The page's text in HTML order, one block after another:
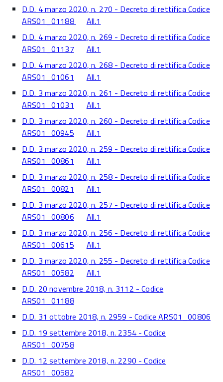
D.D. 4 marzo 2020, n. 270 - Decreto di rettifica Codice
ARS01_01188
All.1
D.D. 4 marzo 2020, n. 269 - Decreto di rettifica Codice
ARS01_01137
All.1
D.D. 4 marzo 2020, n. 268 - Decreto di rettifica Codice
ARS01_01061
All.1
D.D. 3 marzo 2020, n. 261 - Decreto di rettifica Codice
ARS01_01031
All.1
D.D. 3 marzo 2020, n. 260 - Decreto di rettifica Codice
ARS01_00945
All.1
D.D. 3 marzo 2020, n. 259 - Decreto di rettifica Codice
ARS01_00861
All.1
D.D. 3 marzo 2020, n. 258 - Decreto di rettifica Codice
ARS01_00821
All.1
D.D. 3 marzo 2020, n. 257 - Decreto di rettifica Codice
ARS01_00806
All.1
D.D. 3 marzo 2020, n. 256 - Decreto di rettifica Codice
ARS01_00615
All.1
D.D. 3 marzo 2020, n. 255 - Decreto di rettifica Codice
ARS01_00582
All.1
D.D. 20 novembre 2018, n. 3112 - Codice
ARS01_01188
D.D. 31 ottobre 2018, n. 2959 - Codice ARS01_00806
D.D. 19 settembre 2018, n. 2354 - Codice
ARS01_00758
D.D. 12 settembre 2018, n. 2290 - Codice
ARS01_00582